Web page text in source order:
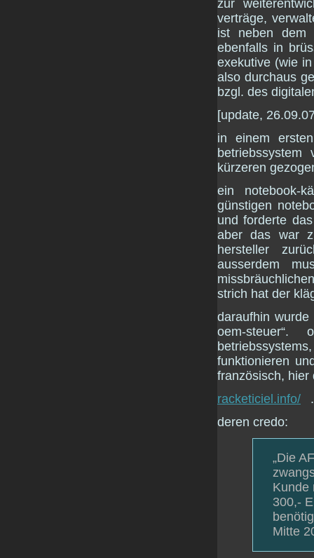
zur
verträge,
ist neben dem
ebenfalls in
exekutive (wie
also durchaus
bzgl. des
[update,
in einem
kürzeren
ein notebook-
günstigen
und forderte
aber das war
hersteller
ausserdem
strich hat der
daraufhin
oem-
funktionieren
französisch, hier
racketiciel.info/
.
deren credo:
„Die
Kunde
300,-
Mitte